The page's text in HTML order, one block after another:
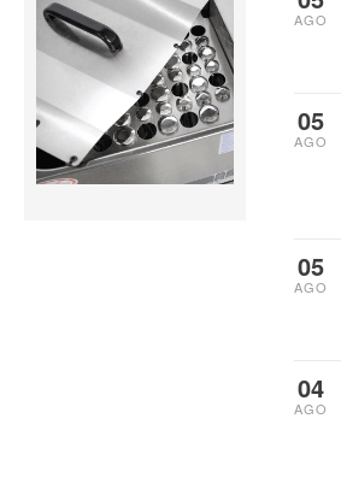
AGO
05
AGO
05
AGO
04
AGO